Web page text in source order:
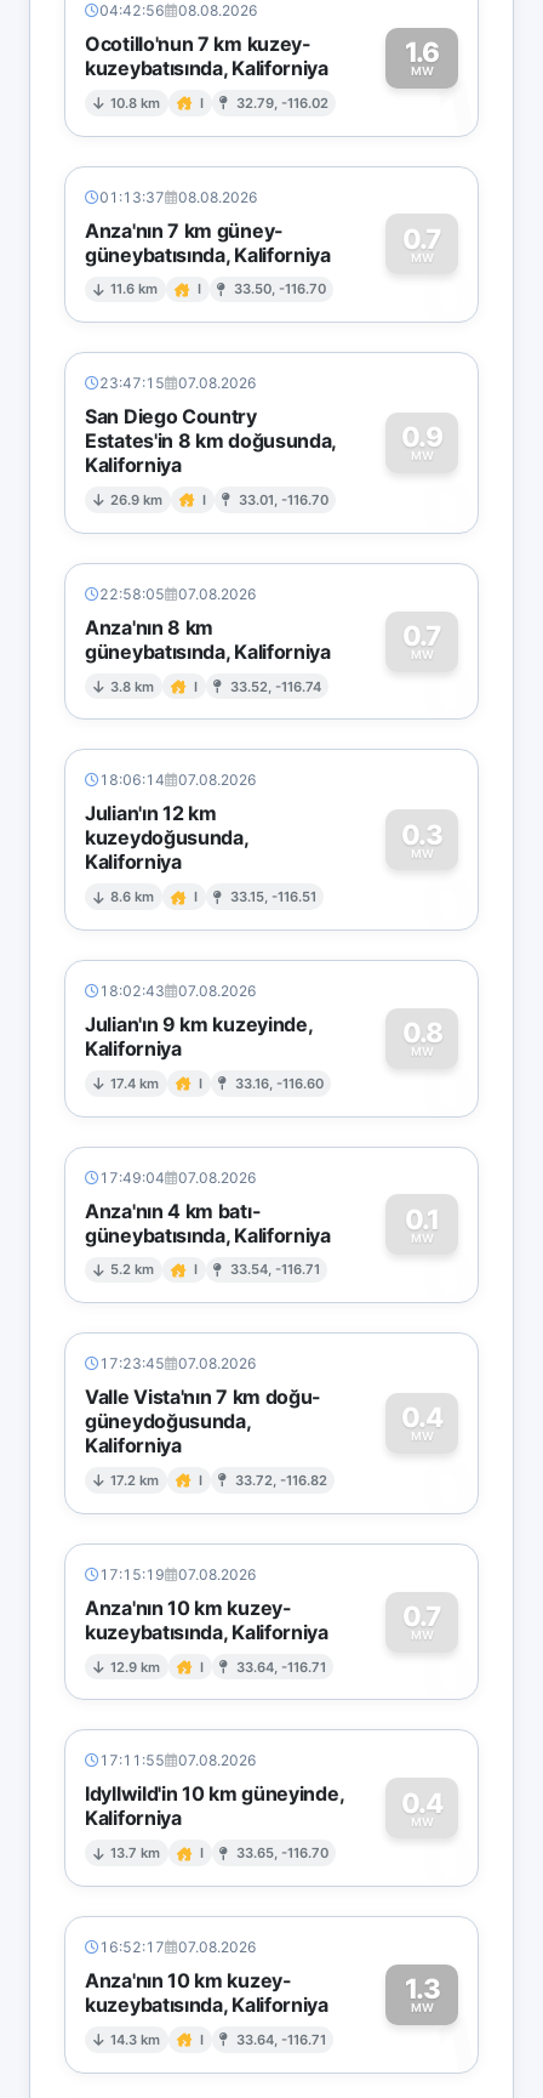
04:42:56 08.08.2026
Ocotillo'nun 7 km kuzey-
kuzeybatısında, Kaliforniya
10.8 km I 32.79, -116.02
1.6
MW1
01:13:37 08.08.2026
Anza'nın 7 km güney-
güneybatısında, Kaliforniya
11.6 km I 33.50, -116.70
0.7
MW
0
23:47:15 07.08.2026
San Diego Country
Estates'in 8 km doğusunda,
Kaliforniya
26.9 km I 33.01, -116.70
0.9
MW
0
22:58:05 07.08.2026
Anza'nın 8 km
güneybatısında, Kaliforniya
3.8 km I 33.52, -116.74
0.7
MW
0
18:06:14 07.08.2026
Julian'ın 12 km
kuzeydoğusunda,
Kaliforniya
8.6 km I 33.15, -116.51
0.3
MW
0
18:02:43 07.08.2026
Julian'ın 9 km kuzeyinde,
Kaliforniya
17.4 km I 33.16, -116.60
0.8
MW
0
17:49:04 07.08.2026
Anza'nın 4 km batı-
güneybatısında, Kaliforniya
5.2 km I 33.54, -116.71
0.1
MW
0
17:23:45 07.08.2026
Valle Vista'nın 7 km doğu-
güneydoğusunda,
Kaliforniya
17.2 km I 33.72, -116.82
0.4
MW
0
17:15:19 07.08.2026
Anza'nın 10 km kuzey-
kuzeybatısında, Kaliforniya
12.9 km I 33.64, -116.71
0.7
MW
0
17:11:55 07.08.2026
Idyllwild'in 10 km güneyinde,
Kaliforniya
13.7 km I 33.65, -116.70
0.4
MW
0
16:52:17 07.08.2026
Anza'nın 10 km kuzey-
kuzeybatısında, Kaliforniya
14.3 km I 33.64, -116.71
1.3
MW1